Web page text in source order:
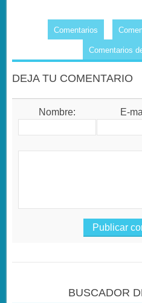
Comentarios
Comentarios
DEJA TU COMENTARIO
Nombre: E-
BUSCADOR